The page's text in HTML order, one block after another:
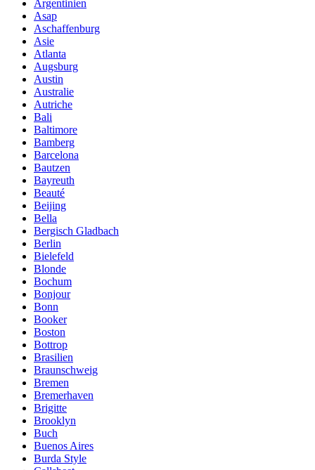
Argentinien
Asap
Aschaffenburg
Asie
Atlanta
Augsburg
Austin
Australie
Autriche
Bali
Baltimore
Bamberg
Barcelona
Bautzen
Bayreuth
Beauté
Beijing
Bella
Bergisch Gladbach
Berlin
Bielefeld
Blonde
Bochum
Bonjour
Bonn
Booker
Boston
Bottrop
Brasilien
Braunschweig
Bremen
Bremerhaven
Brigitte
Brooklyn
Buch
Buenos Aires
Burda Style